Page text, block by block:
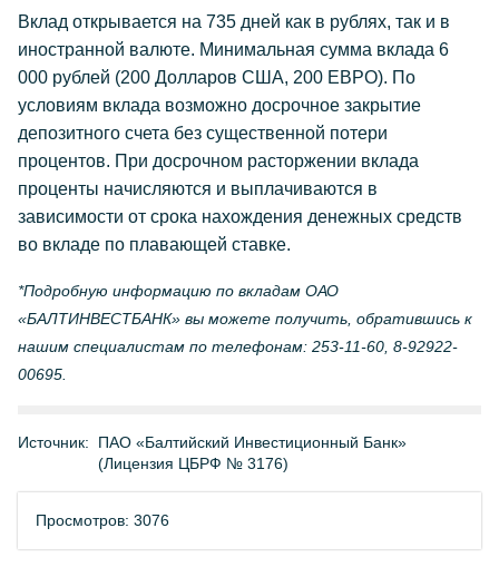
Вклад открывается на 735 дней как в рублях, так и в
иностранной валюте. Минимальная сумма вклада 6
000 рублей (200 Долларов США, 200 ЕВРО). По
условиям вклада возможно досрочное закрытие
депозитного счета без существенной потери
процентов. При досрочном расторжении вклада
проценты начисляются и выплачиваются в
зависимости от срока нахождения денежных средств
во вкладе по плавающей ставке.
*Подробную информацию по вкладам ОАО
«БАЛТИНВЕСТБАНК» вы можете получить, обратившись к
нашим специалистам по телефонам: 253-11-60, 8-92922-
00695.
Источник:
ПАО «Балтийский Инвестиционный Банк»
(Лицензия ЦБРФ № 3176)
Просмотров: 3076